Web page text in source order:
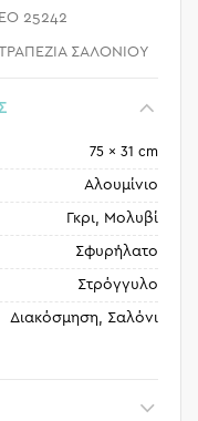
25242
ΣΑΛΟΝΙΟΥ
75 × 31 cm
Αλουμίνιο
Γκρι, Μολυβί
Σφυρήλατο
Στρόγγυλο
Διακόσμηση, Σαλόνι